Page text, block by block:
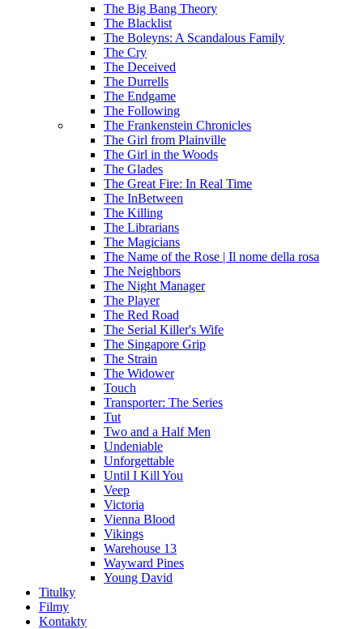
The Big Bang Theory
The Blacklist
The Boleyns: A Scandalous Family
The Cry
The Deceived
The Durrells
The Endgame
The Following
The Frankenstein Chronicles
The Girl from Plainville
The Girl in the Woods
The Glades
The Great Fire: In Real Time
The InBetween
The Killing
The Librarians
The Magicians
The Name of the Rose | Il nome della rosa
The Neighbors
The Night Manager
The Player
The Red Road
The Serial Killer's Wife
The Singapore Grip
The Strain
The Widower
Touch
Transporter: The Series
Tut
Two and a Half Men
Undeniable
Unforgettable
Until I Kill You
Veep
Victoria
Vienna Blood
Vikings
Warehouse 13
Wayward Pines
Young David
Titulky
Filmy
Kontakty